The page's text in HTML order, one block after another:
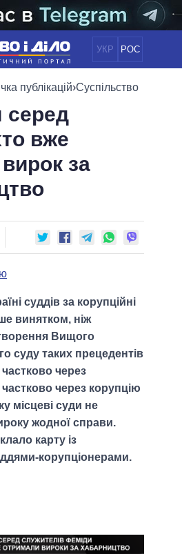
УКР РОС
НОВИНИ
ПОЛІТИКА
ЕКОНОМІКА
СУСПІЛЬСТВО
ПОЛІТИКІВ
публікацій›Суспільство
серед
вже
за
суддів за корупційні
винятком, ніж
Вищого
суду таких прецедентів
через
через корупцію
місцеві суди не
жодної справи.
карту із
корупціонерами.